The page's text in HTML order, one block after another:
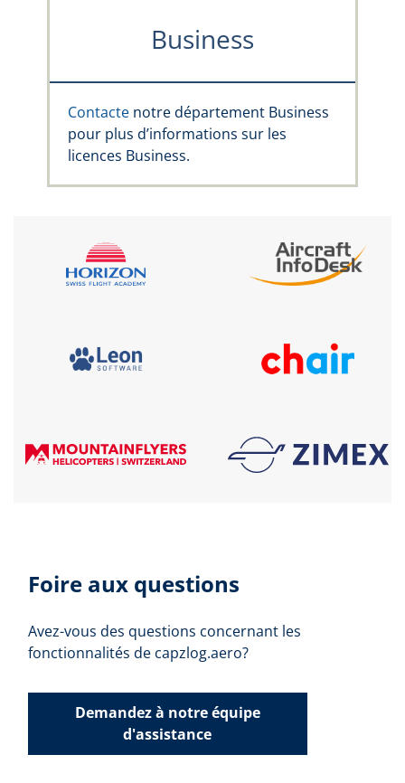
Business
Contacte notre département Business
pour plus d’informations sur les
licences Business.
Foire aux questions
Avez-vous des questions concernant les
fonctionnalités de capzlog.aero?
Demandez à notre équipe
d'assistance